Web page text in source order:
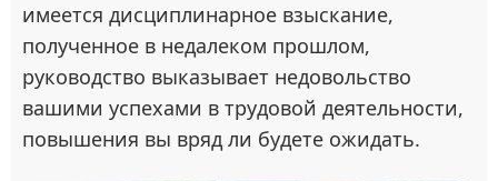
имеется дисциплинарное взыскание,
полученное в недалеком прошлом,
руководство выказывает недовольство
вашими успехами в трудовой деятельности,
повышения вы вряд ли будете ожидать.